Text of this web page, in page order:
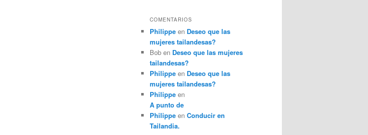
COMENTARIOS
Philippe en Deseo que las
mujeres tailandesas?
Bob en Deseo que las mujeres
tailandesas?
Philippe en Deseo que las
mujeres tailandesas?
Philippe en
A punto de
Philippe en Conducir en
Tailandia.